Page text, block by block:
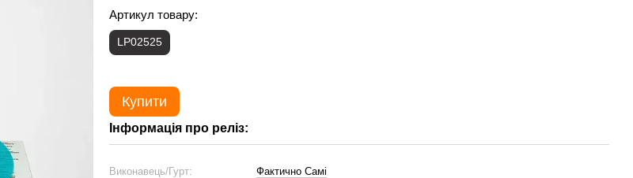
Артикул товару:
LP02525
Купити
Інформація про реліз:
Виконавець/Гурт:
Фактично Самі